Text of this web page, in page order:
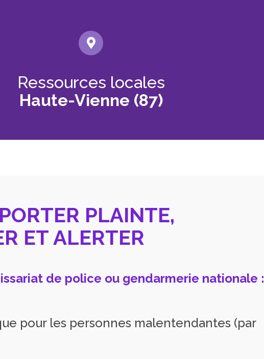
Ressources locales
Haute-Vienne (87)
PLAINTE,
ET ALERTER
de police ou gendarmerie nationale :
pour les personnes malentendantes (par